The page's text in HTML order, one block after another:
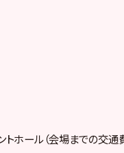
トホール（会場までの交